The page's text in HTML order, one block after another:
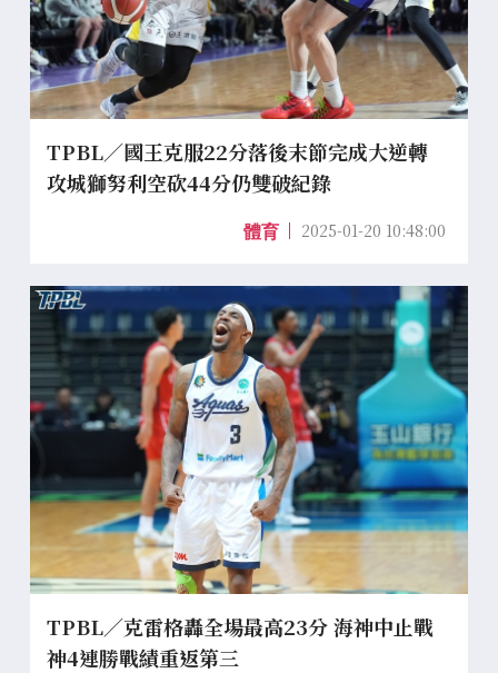
TPBL／國王克服22分落後末節完成大逆轉
攻城獅努利空砍44分仍雙破紀錄
體育 2025-01-20 10:48:00
TPBL／克雷格轟全場最高23分 海神中止戰
神4連勝戰績重返第三